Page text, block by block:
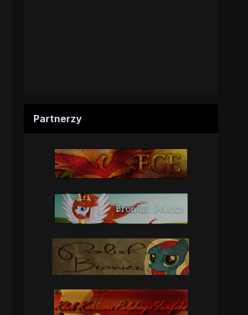
Partnerzy